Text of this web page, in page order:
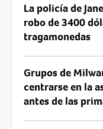
La policía de
robo de 3400
tragamonedas
Grupos de
centrarse en la
antes de las